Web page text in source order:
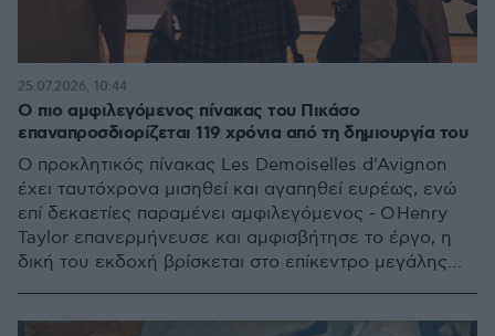
Ο πιο αμφιλεγόμενος πίνακας του Πικάσο
επαναπροσδιορίζεται 119 χρόνια από τη δημιουργία του
Ο προκλητικός πίνακας Les Demoiselles d'Avignon
έχει ταυτόχρονα μισηθεί και αγαπηθεί ευρέως, ενώ
επί δεκαετίες παραμένει αμφιλεγόμενος - Ο Henry
Taylor επανερμήνευσε και αμφισβήτησε το έργο, η
δική του εκδοχή βρίσκεται στο επίκεντρο μεγάλης
25.07.2026, 10:44